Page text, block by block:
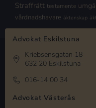
Straffrätt testamente
vårdnadshavare äktenskap
Advokat Eskilstuna
Kriebsensgatan 18
632 20 Eskilstuna
016-14 00 34
Advokat Västerås